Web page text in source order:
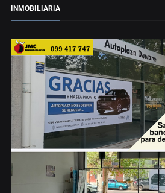
INMOBILIARIA